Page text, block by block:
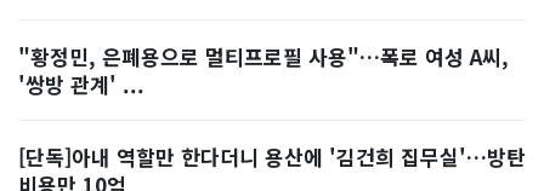
"황정민, 은폐용으로 멀티프로필 사용"…폭로 여성 A씨,
'쌍방 관계' ...
[단독]아내 역할만 한다더니 용산에 '김건희 집무실'…방탄
비용만 10억